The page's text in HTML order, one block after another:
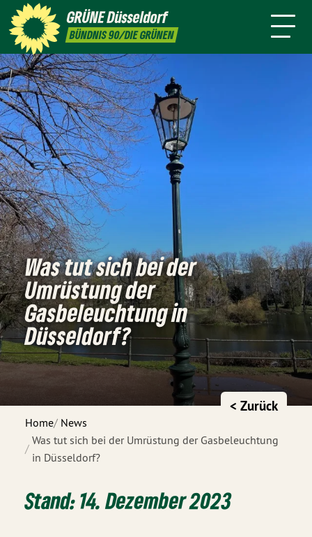
GRÜNEDüsseldorf
BÜNDNIS 90/DIE GRÜNEN
GRÜNFUNK Presse
Stadtbezirke Termine Mitmachen
Was tut sich bei der
Umrüstung der
Gasbeleuchtung in
Düsseldorf?
Home News
Was tut sich bei der Umrüstung der Gasbeleuchtung
in Düsseldorf?
< Zurück
Stand: 14. Dezember 2023